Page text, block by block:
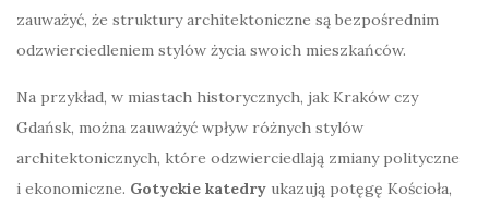
zauważyć, że struktury architektoniczne są bezpośrednim
odzwierciedleniem stylów życia swoich mieszkańców.
Na przykład, w miastach historycznych, jak Kraków czy
Gdańsk, można zauważyć wpływ różnych stylów
architektonicznych, które odzwierciedlają zmiany polityczne
i ekonomiczne. Gotyckie katedry ukazują potęgę Kościoła,